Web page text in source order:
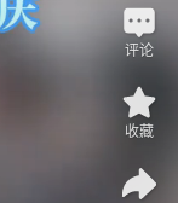
评论
收藏